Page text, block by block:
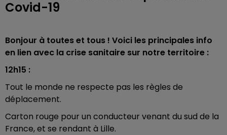
Covid-19
Bonjour à toutes et tous ! Voici les principales info
en lien avec la crise sanitaire sur notre territoire :
12h15 :
Tout le monde ne respecte pas les règles de
déplacement.
Carton rouge pour un conducteur venant du sud de la
France, et se rendant à Lille.